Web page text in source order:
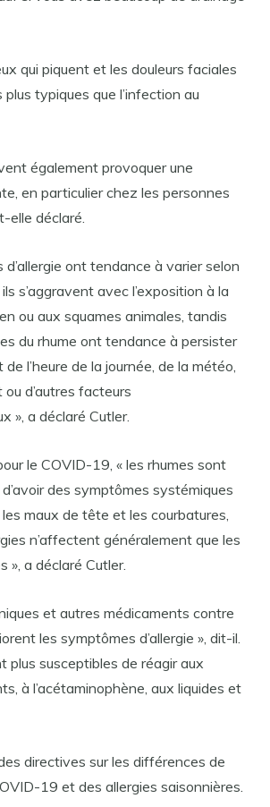
qui piquent et les douleurs faciales
typiques que l’infection au
également provoquer une
en particulier chez les personnes
elle déclaré.
ont tendance à varier selon
s’aggravent avec l’exposition à la
ou aux squames animales, tandis
du rhume ont tendance à persister
l’heure de la journée, de la météo,
ou d’autres facteurs
», a déclaré Cutler.
le COVID-19, « les rhumes sont
des symptômes systémiques
maux de tête et les courbatures,
n’affectent généralement que les
», a déclaré Cutler.
et autres médicaments contre
les symptômes d’allergie », dit-il.
plus susceptibles de réagir aux
à l’acétaminophène, aux liquides et
directives sur les différences de
19 et des allergies saisonnières.